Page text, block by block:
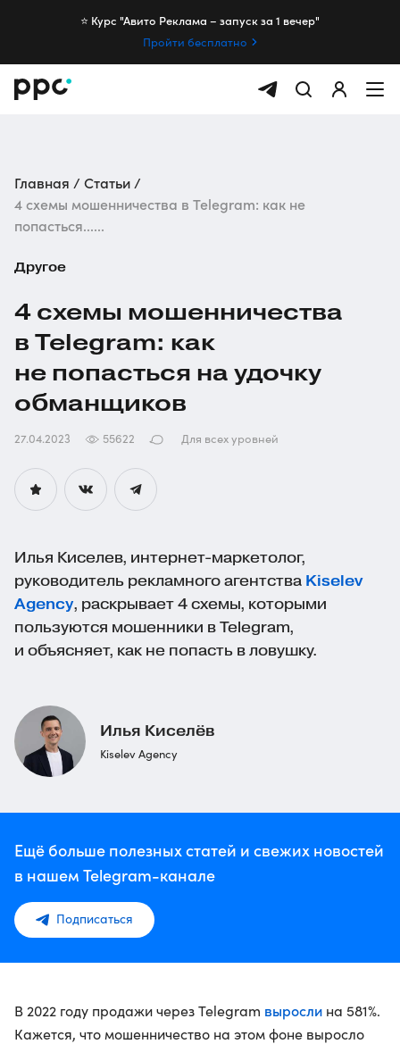
⭐️ Курс "Авито Реклама – запуск за 1 вечер"
Пройти бесплатно
Главная
Статьи
4 схемы мошенничества в Telegram: как не
попасться......
Другое
4 схемы мошенничества
в Telegram: как
не попасться на удочку
обманщиков
27.04.2023 55622 Для всех уровней
Илья Киселев, интернет-маркетолог,
руководитель рекламного агентства Kiselev
Agency, раскрывает 4 схемы, которыми
пользуются мошенники в Telegram,
и объясняет, как не попасть в ловушку.
Илья Киселёв
Kiselev Agency
Ещё больше полезных статей и свежих новостей
в нашем Telegram-канале
Подписаться
В 2022 году продажи через Telegram выросли на 581%.
Кажется, что мошенничество на этом фоне выросло